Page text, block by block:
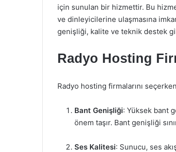
için sunulan bir hizmettir. Bu
ve dinleyicilerine ulaşmasına
genişliği, kalite ve teknik destek
Radyo Hosting
Radyo hosting firmalarını
Bant Genişliği: Yüksek bant
önem taşır. Bant genişliği
Ses Kalitesi: Sunucu, ses